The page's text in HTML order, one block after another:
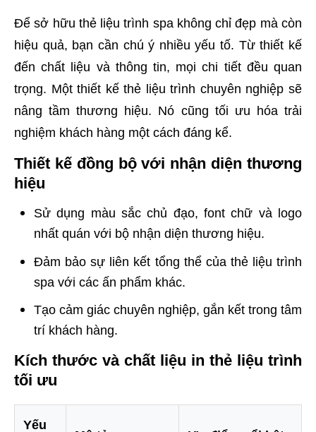
Để sở hữu thẻ liệu trình spa không chỉ đẹp mà còn
hiệu quả, bạn cần chú ý nhiều yếu tố. Từ thiết kế
đến chất liệu và thông tin, mọi chi tiết đều quan
trọng. Một thiết kế thẻ liệu trình chuyên nghiệp sẽ
nâng tầm thương hiệu. Nó cũng tối ưu hóa trải
nghiệm khách hàng một cách đáng kể.
Thiết kế đồng bộ với nhận diện thương
hiệu
Sử dụng màu sắc chủ đạo, font chữ và logo
nhất quán với bộ nhận diện thương hiệu.
Đảm bảo sự liên kết tổng thể của thẻ liệu trình
spa với các ấn phẩm khác.
Tạo cảm giác chuyên nghiệp, gắn kết trong tâm
trí khách hàng.
Kích thước và chất liệu in thẻ liệu trình
tối ưu
Yếu